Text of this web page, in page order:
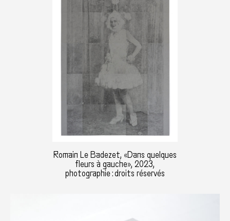
Romain Le Badezet, «Dans quelques
fleurs à gauche», 2023,
photographie : droits réservés